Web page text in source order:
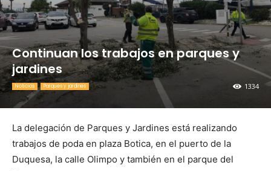
Continuan los trabajos en parques y
jardines
1334
Noticias Parques y jardines
La delegación de Parques y Jardines está realizando
trabajos de poda en plaza Botica, en el puerto de la
Duquesa, la calle Olimpo y también en el parque del